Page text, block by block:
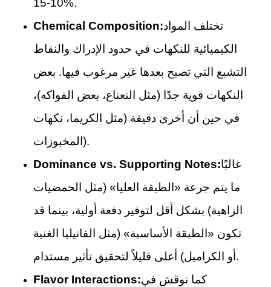
10-15%.
Chemical Composition:تختلف المواد
الكيميائية للنكهات في حدود الإدراك والنقاط
التشبع التي تصبح بعدها غير مرغوب فيها. بعض
النكهات قوية جدًا (مثل النعناع، بعض الفواكه)،
في حين أن أخرى دقيقة (مثل الكريما، نكهات
المخبوزات).
Dominance vs. Supporting Notes:غالبًا
ما يتم جرعة «الطبقة العليا» (مثل الحمضيات
الزاهية) بشكل أقل لتوفير دفعة أولية، بينما قد
تكون «الطبقة الأساسية» (مثل الفانيليا الغنية
أو الكراميل) أعلى قليلاً لتحقيق تأثير مستدام.
Flavor Interactions:كما نوقش في